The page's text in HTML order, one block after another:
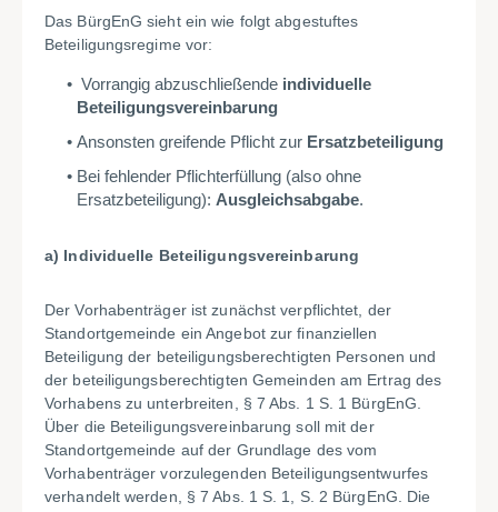
Das BürgEnG sieht ein wie folgt abgestuftes
Beteiligungsregime vor:
Vorrangig abzuschließende individuelle
Beteiligungsvereinbarung
Ansonsten greifende Pflicht zur Ersatzbeteiligung
Bei fehlender Pflichterfüllung (also ohne
Ersatzbeteiligung): Ausgleichsabgabe.
a) Individuelle Beteiligungsvereinbarung
Der Vorhabenträger ist zunächst verpflichtet, der
Standortgemeinde ein Angebot zur finanziellen
Beteiligung der beteiligungsberechtigten Personen und
der beteiligungsberechtigten Gemeinden am Ertrag des
Vorhabens zu unterbreiten, § 7 Abs. 1 S. 1 BürgEnG.
Über die Beteiligungsvereinbarung soll mit der
Standortgemeinde auf der Grundlage des vom
Vorhabenträger vorzulegenden Beteiligungsentwurfes
verhandelt werden, § 7 Abs. 1 S. 1, S. 2 BürgEnG. Die